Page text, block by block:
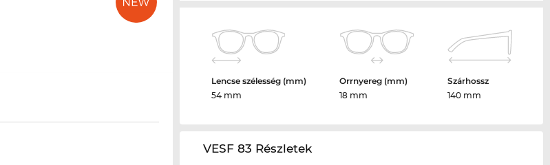
Lencse szélesség (mm)
54 mm
Orrnyereg (mm)
18 mm
Szárhossz
140 mm
VESF 83 Részletek